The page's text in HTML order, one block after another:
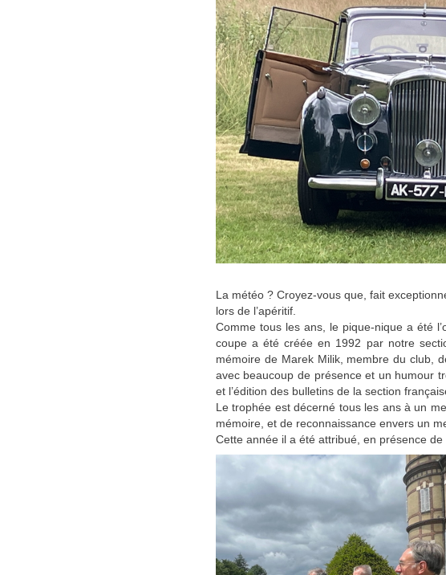
La météo ? Croyez-vous que, fait
lors de l’apéritif.
Comme tous les ans, le pique-nique a été
coupe a été créée en 1992 par notre
mémoire de Marek Milik, membre du club,
avec beaucoup de présence et un humour
et l’édition des bulletins de la section
Le trophée est décerné tous les ans à un
mémoire, et de reconnaissance envers un
Cette année il a été attribué, en présence de